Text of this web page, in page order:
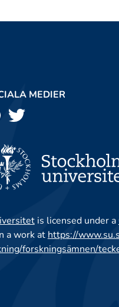
MEDIER
is licensed under a
a work at https://
forskningsämnen/